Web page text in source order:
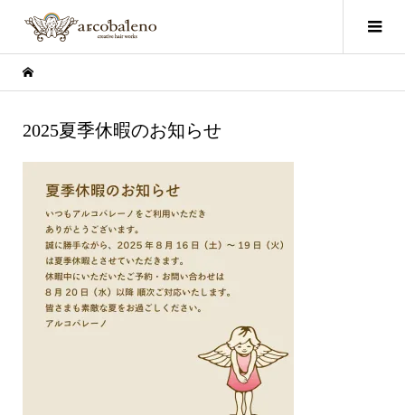
2025夏季休暇のお知らせ